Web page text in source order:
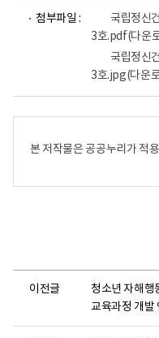
첨부파일 :
국립정신
3호.pdf(다운
국립정신
3호.jpg(다운
본 저작물은 공공누리가 적
이전글
청소년 자해행
교육과정 개발